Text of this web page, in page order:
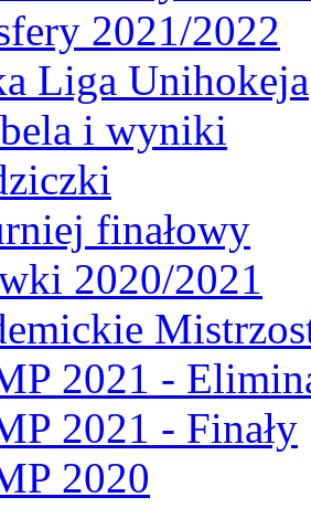
2021/2022
Liga Unihokeja
i wyniki
finałowy
2020/2021
2021 -
2021 - Finały
2020